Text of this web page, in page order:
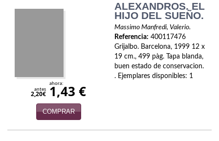
ALEXANDROS. EL
HIJO DEL SUEÑO.
Massimo Manfredi, Valerio.
Referencia: 400117476
Grijalbo. Barcelona, 1999 12 x
19 cm., 499 pàg. Tapa blanda,
buen estado de conservacion.
. Ejemplares disponibles: 1
antes
2,20€
ahora:
1,43 €
COMPRAR